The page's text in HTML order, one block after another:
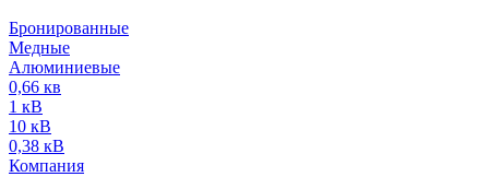
Бронированные
Медные
Алюминиевые
0,66 кв
1 кВ
10 кВ
0,38 кВ
Компания